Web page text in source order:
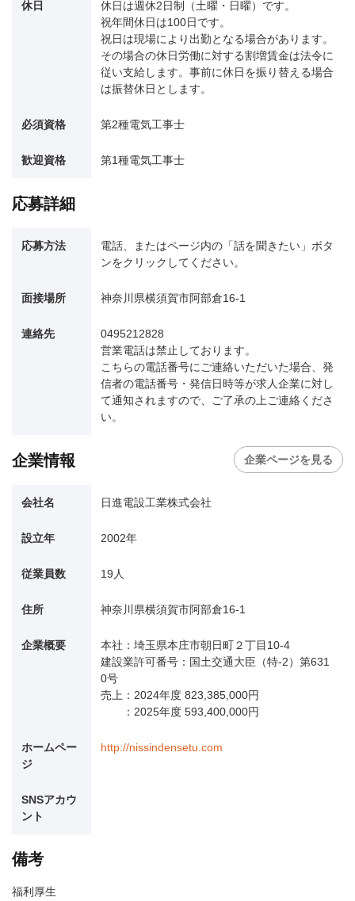
休日
休日は週休2日制（土曜・日曜）です。
祝年間休日は100日です。
祝日は現場により出勤となる場合があります。
その場合の休日労働に対する割増賃金は法令に
従い支給します。事前に休日を振り替える場合
は振替休日とします。
必須資格 第2種電気工事士
歓迎資格 第1種電気工事士
応募詳細
応募方法
電話、またはページ内の「話を聞きたい」ボタ
ンをクリックしてください。
面接場所 神奈川県横須賀市阿部倉16-1
連絡先
0495212828
営業電話は禁止しております。
こちらの電話番号にご連絡いただいた場合、発
信者の電話番号・発信日時等が求人企業に対し
て通知されますので、ご了承の上ご連絡くださ
い。
企業情報 企業ページを見る
会社名 日進電設工業株式会社
設立年 2002年
従業員数 19人
住所 神奈川県横須賀市阿部倉16-1
企業概要
本社：埼玉県本庄市朝日町２丁目10-4
建設業許可番号：国土交通大臣（特-2）第631
0号
売上：2024年度 823,385,000円
：2025年度 593,400,000円
ホームペー
ジ
http://nissindensetu.com
SNSアカウ
ント
備考
福利厚生